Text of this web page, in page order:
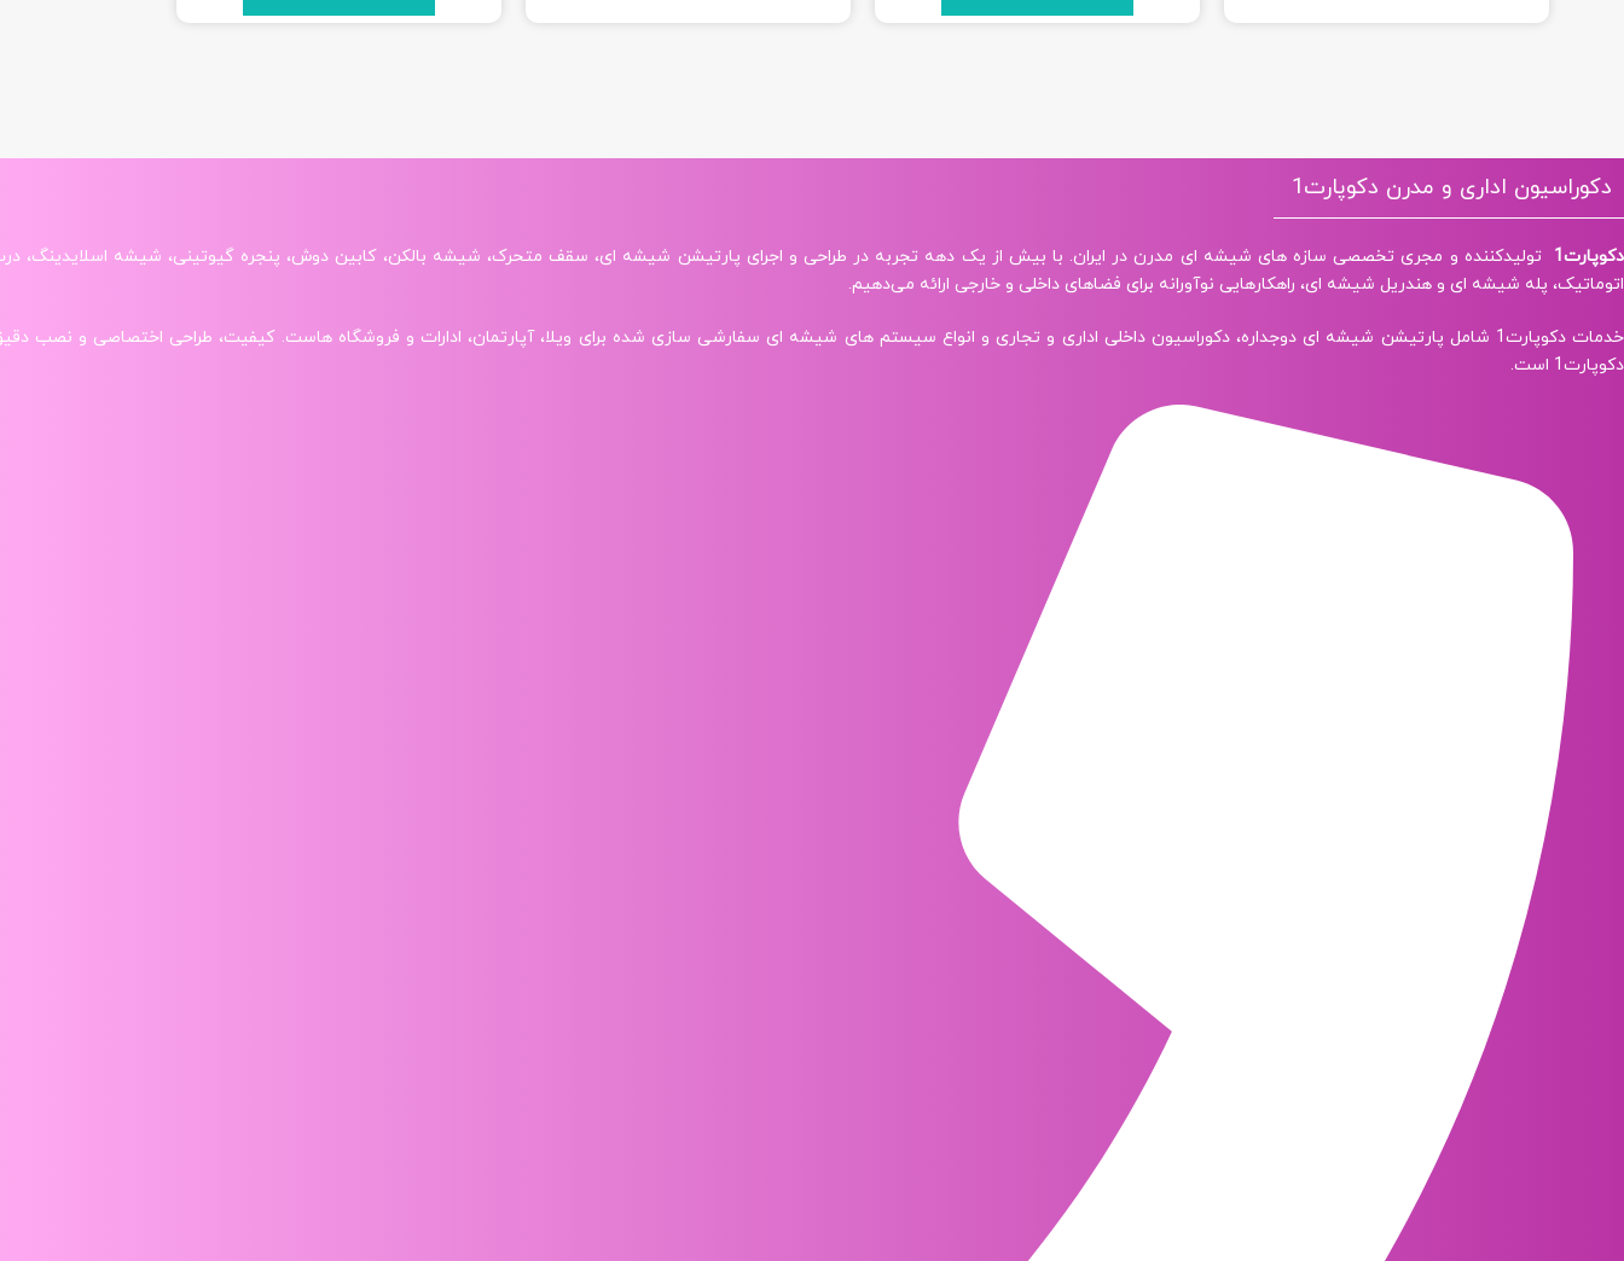
دکوراسیون اداری و مدرن دکوپارت1
دکوپارت1
تولیدکننده و مجری تخصصی سازه‌ های شیشه‌ ای مدرن در ایران. با بیش از یک دهه تجربه در طراحی و اجرای پارتیشن شیشه‌ ای، سقف متحرک، شیشه بالکن، کابین دوش، پنجره گیوتینی، شیشه اسلایدینگ،
اتوماتیک، پله شیشه ای و هندریل شیشه‌ ای، راهکارهایی نوآورانه برای فضاهای داخلی و خارجی ارائه می‌دهیم.
خدمات دکوپارت1 شامل پارتیشن شیشه‌ ای دوجداره، دکوراسیون داخلی اداری و تجاری و انواع سیستم‌ های شیشه‌ ای سفارشی‌ سازی شده برای ویلا، آپارتمان، ادارات و فروشگاه‌ هاست. کیفیت، طراحی اختصاصی و نصب
دکوپارت1 است.